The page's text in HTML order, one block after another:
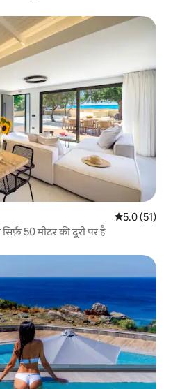
औसत रेटिंग 5
5.0 (51)
50 मीटर की दूरी पर है